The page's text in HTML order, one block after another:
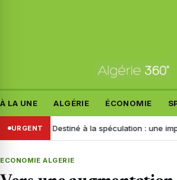
À LA UNE ALGÉRIE ÉCONOMIE
URGENT
Destiné à la spéculation : une
ECONOMIE ALGERIE